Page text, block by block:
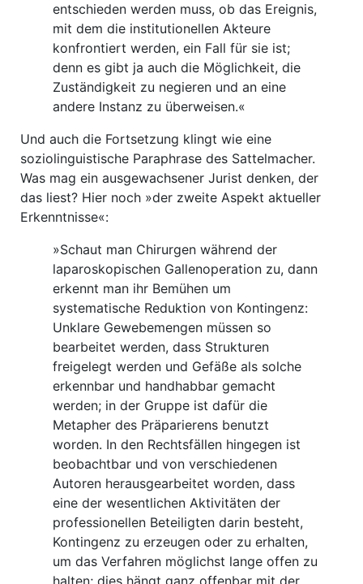
entschieden werden muss, ob das Ereignis,
mit dem die institutionellen Akteure
konfrontiert werden, ein Fall für sie ist;
denn es gibt ja auch die Möglichkeit, die
Zuständigkeit zu negieren und an eine
andere Instanz zu überweisen.«
Und auch die Fortsetzung klingt wie eine
soziolinguistische Paraphrase des Sattelmacher.
Was mag ein ausgewachsener Jurist denken, der
das liest? Hier noch »der zweite Aspekt aktueller
Erkenntnisse«:
»Schaut man Chirurgen während der
laparoskopischen Gallenoperation zu, dann
erkennt man ihr Bemühen um
systematische Reduktion von Kontingenz:
Unklare Gewebemengen müssen so
bearbeitet werden, dass Strukturen
freigelegt werden und Gefäße als solche
erkennbar und handhabbar gemacht
werden; in der Gruppe ist dafür die
Metapher des Präparierens benutzt
worden. In den Rechtsfällen hingegen ist
beobachtbar und von verschiedenen
Autoren herausgearbeitet worden, dass
eine der wesentlichen Aktivitäten der
professionellen Beteiligten darin besteht,
Kontingenz zu erzeugen oder zu erhalten,
um das Verfahren möglichst lange offen zu
halten; dies hängt ganz offenbar mit der